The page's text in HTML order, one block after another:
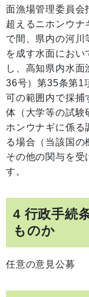
面漁場管理委員会
超えるニホンウナ
で間、県内の河川
を成す水面にお
し、高知県内水
36号）第35条第1
可の範囲内で採捕
体（大学等の試験
ホンウナギに係る
る場合（当該国の
その他の関与を受
す。
4 行政手続
ものか
任意の意見公募